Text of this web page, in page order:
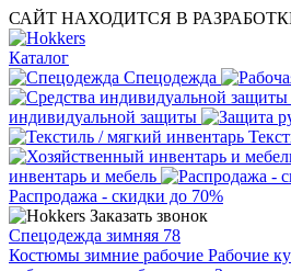
САЙТ НАХОДИТСЯ В
Каталог
Спецодежда
индивидуальной защиты
инвентарь и мебель
Распродажа - скидки до 70%
Заказать звонок
Спецодежда зимняя 78
Костюмы зимние рабочие Рабочие